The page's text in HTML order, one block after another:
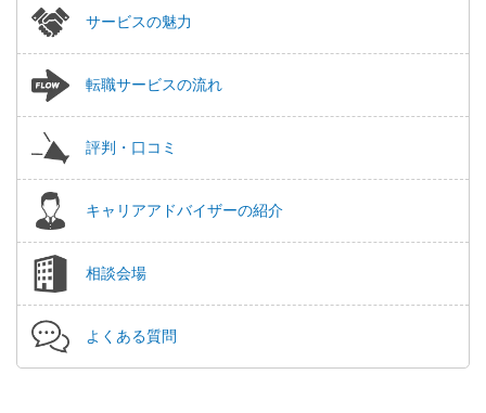
サービスの魅力
転職サービスの流れ
評判・口コミ
キャリアアドバイザーの紹介
相談会場
よくある質問